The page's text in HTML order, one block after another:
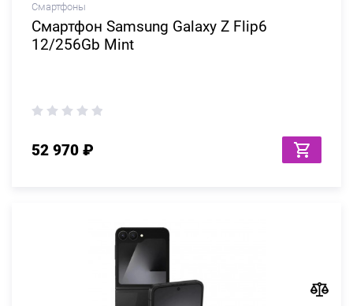
Смартфоны
Смартфон Samsung Galaxy Z Flip6
12/256Gb Mint
52 970 ₽